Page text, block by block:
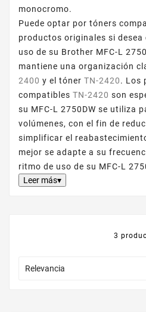
monocromo.
Puede optar por tóners
productos originales si
uso de su Brother MFC-L
mantiene una organización
2400 y el tóner TN-2420. Los
compatibles TN-2420 son
su MFC-L 2750DW se utiliza
volúmenes, con el fin de
simplificar el
mejor se adapte a su
ritmo de uso de su MFC-L
Leer más▾
3
Relevancia